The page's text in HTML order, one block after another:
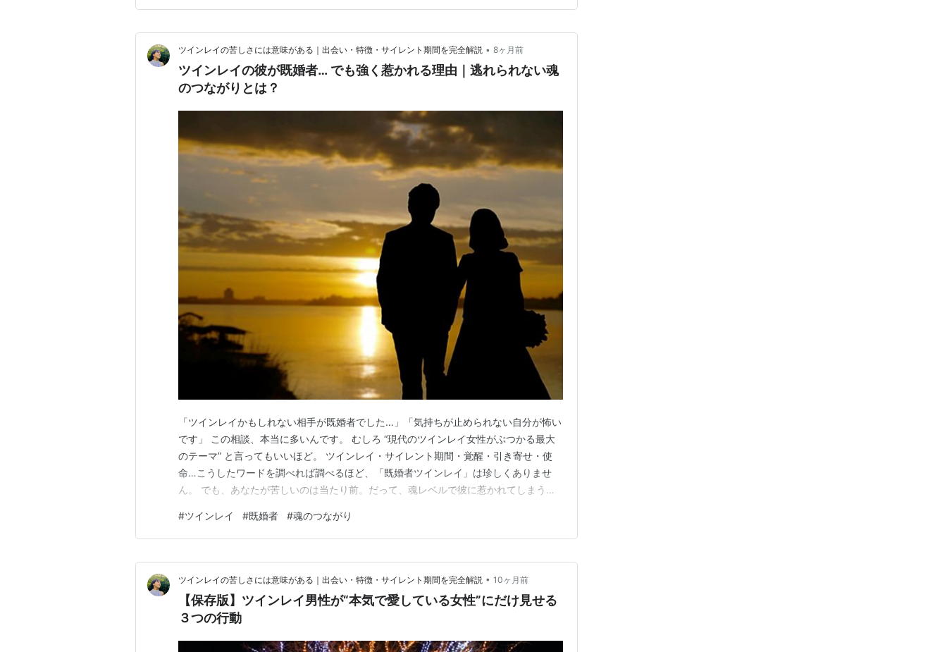
ツインレイの苦しさには意味がある｜出会い・特徴・サイレント期間を完全解説 • 8ヶ月前
ツインレイの彼が既婚者… でも強く惹かれる理由｜逃れられない魂
のつながりとは？
「ツインレイかもしれない相手が既婚者でした…」「気持ちが止められない自分が怖い
です」 この相談、本当に多いんです。 むしろ “現代のツインレイ女性がぶつかる最大
のテーマ” と言ってもいいほど。 ツインレイ・サイレント期間・覚醒・引き寄せ・使
命…こうしたワードを調べれば調べるほど、「既婚者ツインレイ」は珍しくありませ
ん。 でも、あなたが苦しいのは当たり前。だって、魂レベルで彼に惹かれてしまうか
になるか✔ 未来の流れはどう動きやすいのか まで、丁寧にお話ししますね。 ◆なぜツ
インレイは既婚者として現れるの？ ツイン…
#ツインレイ #既婚者 #魂のつながり
ツインレイの苦しさには意味がある｜出会い・特徴・サイレント期間を完全解説 • 10ヶ月前
【保存版】ツインレイ男性が“本気で愛している女性”にだけ見せる
３つの行動